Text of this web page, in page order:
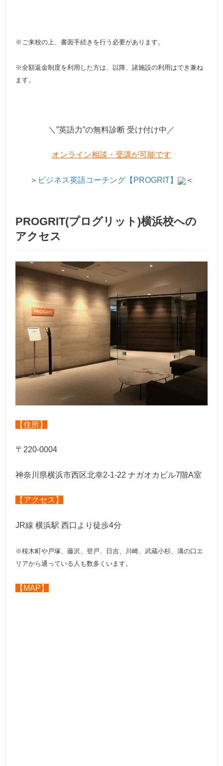
※ご来校の上、書面手続きを行う必要があります。
※全額返金制度を利用した方は、以降、諸施設の利用はでき兼ね
ます。
＼”英語力”の無料診断 受け付け中／
オンライン相談・受講が可能です
＞ ビジネス英語コーチング【PROGRIT】 ＜
PROGRIT(プログリット)横浜校への
アクセス
【住所】
〒220-0004
神奈川県横浜市西区北幸2-1-22 ナガオカビル7階A室
【アクセス】
JR線 横浜駅 西口より徒歩4分
※桜木町や戸塚、藤沢、登戸、日吉、川崎、武蔵小杉、溝の口エ
リアから通っている人も数多くいます。
【MAP】